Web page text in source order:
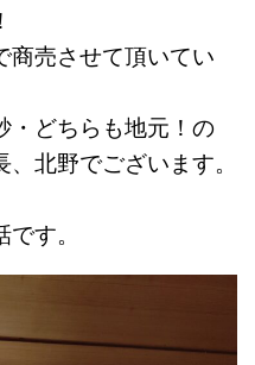
商売させて頂いてい
・どちらも地元！の
北野でございます。
す。